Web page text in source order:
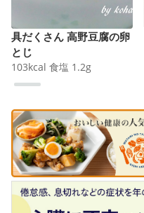
具だくさん 高野豆腐の卵
とじ
103kcal 食塩 1.2g